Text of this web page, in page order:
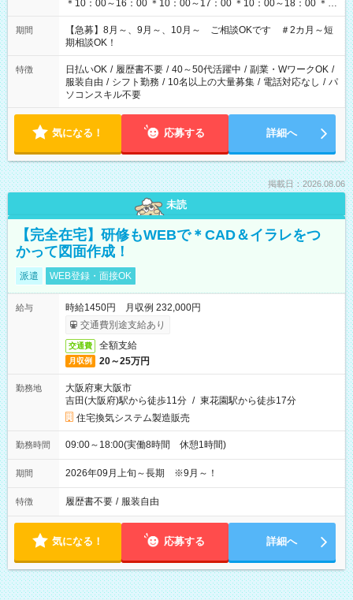
＊10：00～16：00 ＊10：00～17：00 ＊10：00～18：00 ＊
11：00～19：00 ＊12：00～19：00 ＊13：00～19：00
期間
【急募】8月～、9月～、10月～ ご相談OKです ＃2カ月～短
期相談OK！
特徴 日払いOK / 履歴書不要 / 40～50代活躍中 / 副業・WワークOK /
服装自由 / シフト勤務 / 10名以上の大量募集 / 電話対応なし / パ
ソコンスキル不要
気になる！ 応募する 詳細へ
掲載日：2026.08.06
未読
【完全在宅】研修もWEBで＊CAD＆イラレをつ
かって図面作成！
派遣 WEB登録・面接OK
給与
時給1450円 月収例 232,000円
交通費別途支給あり
交通費 全額支給
月収例 20～25万円
勤務地
大阪府東大阪市
吉田(大阪府)駅から徒歩11分 / 東花園駅から徒歩17分
住宅換気システム製造販売
勤務時間 09:00～18:00(実働8時間 休憩1時間)
期間 2026年09月上旬～長期 ※9月～！
特徴 履歴書不要 / 服装自由
気になる！ 応募する 詳細へ